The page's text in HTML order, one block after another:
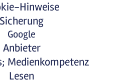
Hinweise
Sicherung
Google
Anbieter
Medienkompetenz
Lesen